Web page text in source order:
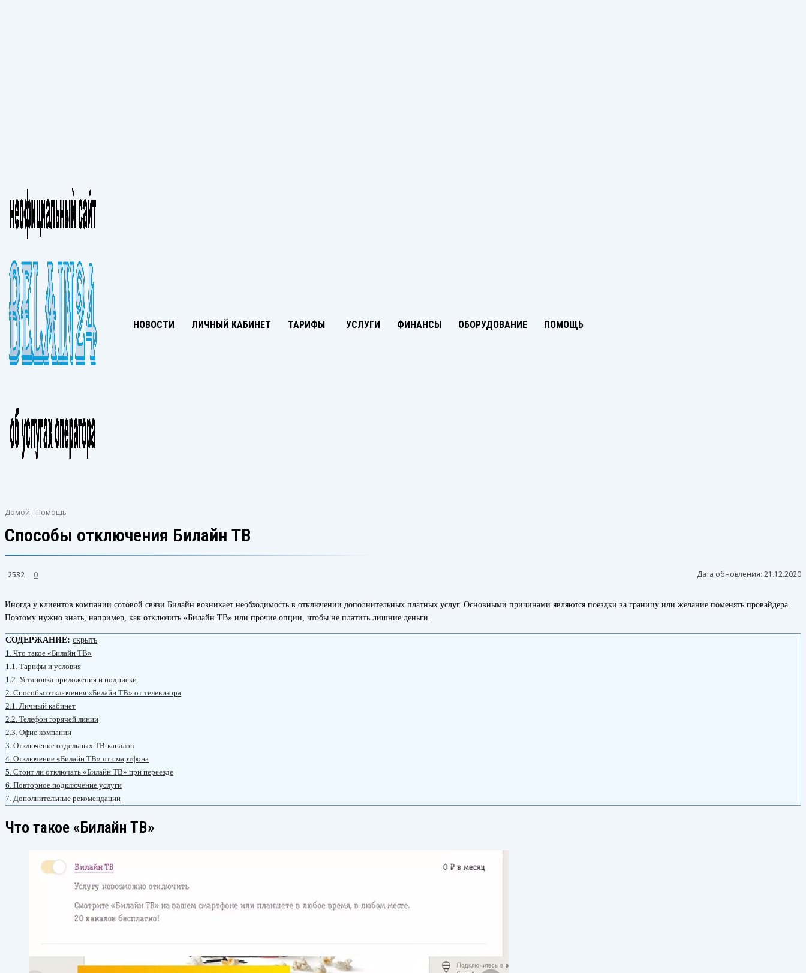
НОВОСТИ ЛИЧНЫЙ КАБИНЕТ ТАРИФЫ УСЛУГИ ФИНАНСЫ ОБОРУДОВАНИЕ ПОМОЩЬ
Домой Помощь
Способы отключения Билайн ТВ
2532 0 Дата обновления: 21.12.2020
Иногда у клиентов компании сотовой связи Билайн возникает необходимость в отключении дополнительных платных услуг. Основными причинами являются поездки за границу или желание поменять провайдера.
Поэтому нужно знать, например, как отключить «Билайн ТВ» или прочие опции, чтобы не платить лишние деньги.
СОДЕРЖАНИЕ: скрыть
1. Что такое «Билайн ТВ»
1.1. Тарифы и условия
1.2. Установка приложения и подписки
2. Способы отключения «Билайн ТВ» от телевизора
2.1. Личный кабинет
2.2. Телефон горячей линии
2.3. Офис компании
3. Отключение отдельных ТВ-каналов
4. Отключение «Билайн ТВ» от смартфона
5. Стоит ли отключать «Билайн ТВ» при переезде
6. Повторное подключение услуги
7. Дополнительные рекомендации
Что такое «Билайн ТВ»